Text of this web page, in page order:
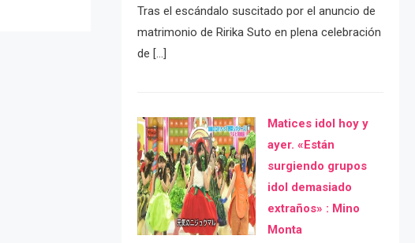
Tras el escándalo suscitado por el anuncio de
matrimonio de Ririka Suto en plena celebración
de […]
Matices idol hoy y
ayer. «Están
surgiendo grupos
idol demasiado
extraños» : Mino
Monta